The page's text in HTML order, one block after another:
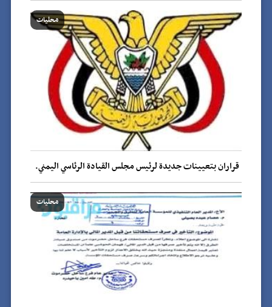
محليات
قراران بتعيينات جديدة لرئيس مجلس القيادة الرئاسي اليمني.
محليات